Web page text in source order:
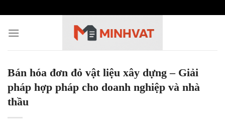
content
Bán hóa đơn đỏ vật liệu xây dựng – Giải
pháp hợp pháp cho doanh nghiệp và nhà
thầu